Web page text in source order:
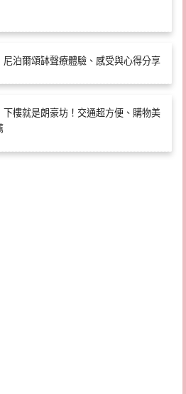
泊爾頌缽聲療體驗、感受與心得分享
樓就是朗豪坊！交通超方便、購物美